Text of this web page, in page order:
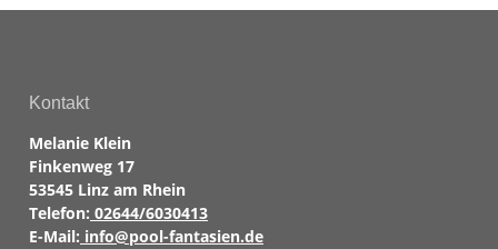
Kontakt
Melanie Klein
Finkenweg 17
53545 Linz am Rhein
Telefon: 02644/6030413
E-Mail: info@pool-fantasien.de